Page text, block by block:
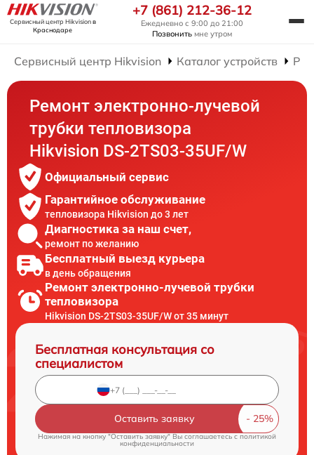
Сервисный центр Hikvisionв
Краснодаре
+7 (861) 212-36-12
Ежедневно с 9:00 до 21:00
Позвонить мне утром
Сервисный центр Hikvision Каталог устройств
Ремонт электронно-лучевой
трубки тепловизора
Hikvision DS-2TS03-35UF/W
Официальный сервис
Гарантийное обслуживание
тепловизора Hikvision до 3 лет
Диагностика за наш счет,
ремонт по желанию
Бесплатный выезд курьера
в день обращения
Ремонт электронно-лучевой трубки
тепловизора
Hikvision DS-2TS03-35UF/W от 35 минут
Бесплатная консультация со
специалистом
Оставить заявку
Нажимая на кнопку "Оставить заявку" Вы соглашаетесь cполитикой
конфиденциальности